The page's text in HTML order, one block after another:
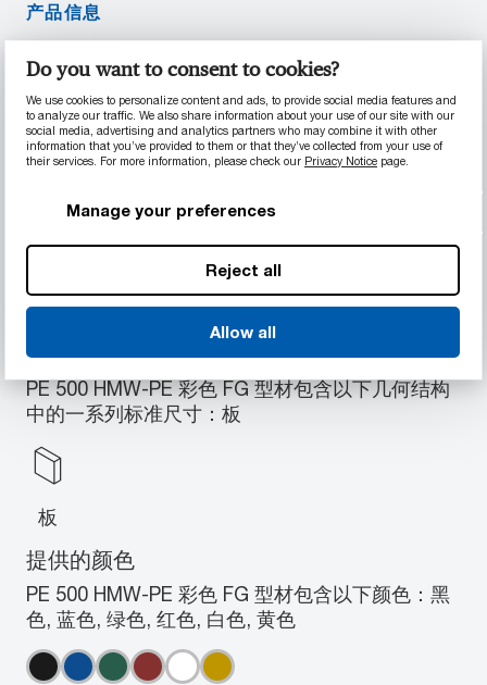
Do you want to consent to cookies?
We use cookies to personalize content and ads, to provide social media features and
to analyze our traffic. We also share information about your use of our site with our
social media, advertising and analytics partners who may combine it with other
information that you’ve provided to them or that they’ve collected from your use of
their services. For more information, please check our Privacy Notice page.
Manage your preferences
Reject all
Allow all
产品信息
材料性能
温度：-100°C 至 +80°C（短时间 +100°C）
高冲击强度、抗冲击
耐化学性和耐低温性良好
不粘附性良好，吸水性低
已获批用于食品，且有多种颜色可供使用
提供的几何结构
PE 500 HMW-PE 彩色 FG 型材包含以下几何结构
中的一系列标准尺寸：板
板
提供的颜色
PE 500 HMW-PE 彩色 FG 型材包含以下颜色：黑
色, 蓝色, 绿色, 红色, 白色, 黄色